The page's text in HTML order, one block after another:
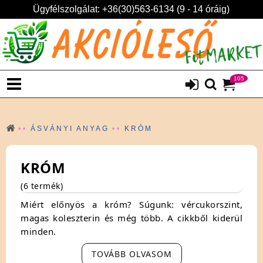
Ügyfélszolgálat: +36(30)563-6134 (9 - 14 óráig)
105
ÁSVÁNYI ANYAG KRÓM
KRÓM
(6 termék)
Miért előnyös a króm? Súgunk: vércukorszint,
magas koleszterin és még több. A cikkből kiderül
minden.
A króm egy olyan kémiai elem, egy kemény és
TOVÁBB OLVASOM